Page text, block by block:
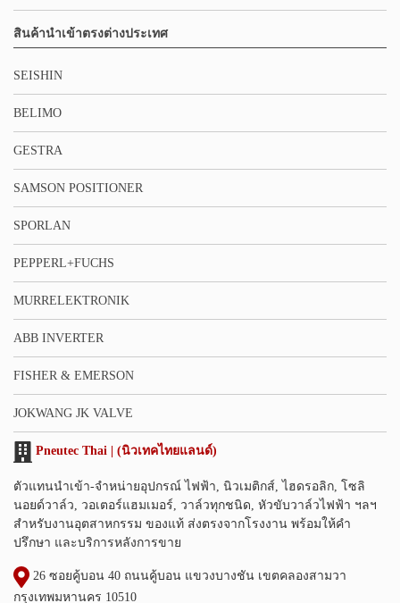
สินค้านำเข้าตรงต่างประเทศ
SEISHIN
BELIMO
GESTRA
SAMSON POSITIONER
SPORLAN
PEPPERL+FUCHS
MURRELEKTRONIK
ABB INVERTER
FISHER & EMERSON
JOKWANG JK VALVE
Pneutec Thai | (นิวเทคไทยแลนด์)
ตัวแทนนำเข้า-จำหน่ายอุปกรณ์ ไฟฟ้า, นิวเมติกส์, ไฮดรอลิก, โซลิ
นอยด์วาล์ว, วอเตอร์แฮมเมอร์, วาล์วทุกชนิด, หัวขับวาล์วไฟฟ้า ฯลฯ
สำหรับงานอุตสาหกรรม ของแท้ ส่งตรงจากโรงงาน พร้อมให้คำ
ปรึกษา และบริการหลังการขาย
26 ซอยคู้บอน 40 ถนนคู้บอน แขวงบางชัน เขตคลองสามวา
กรุงเทพมหานคร 10510